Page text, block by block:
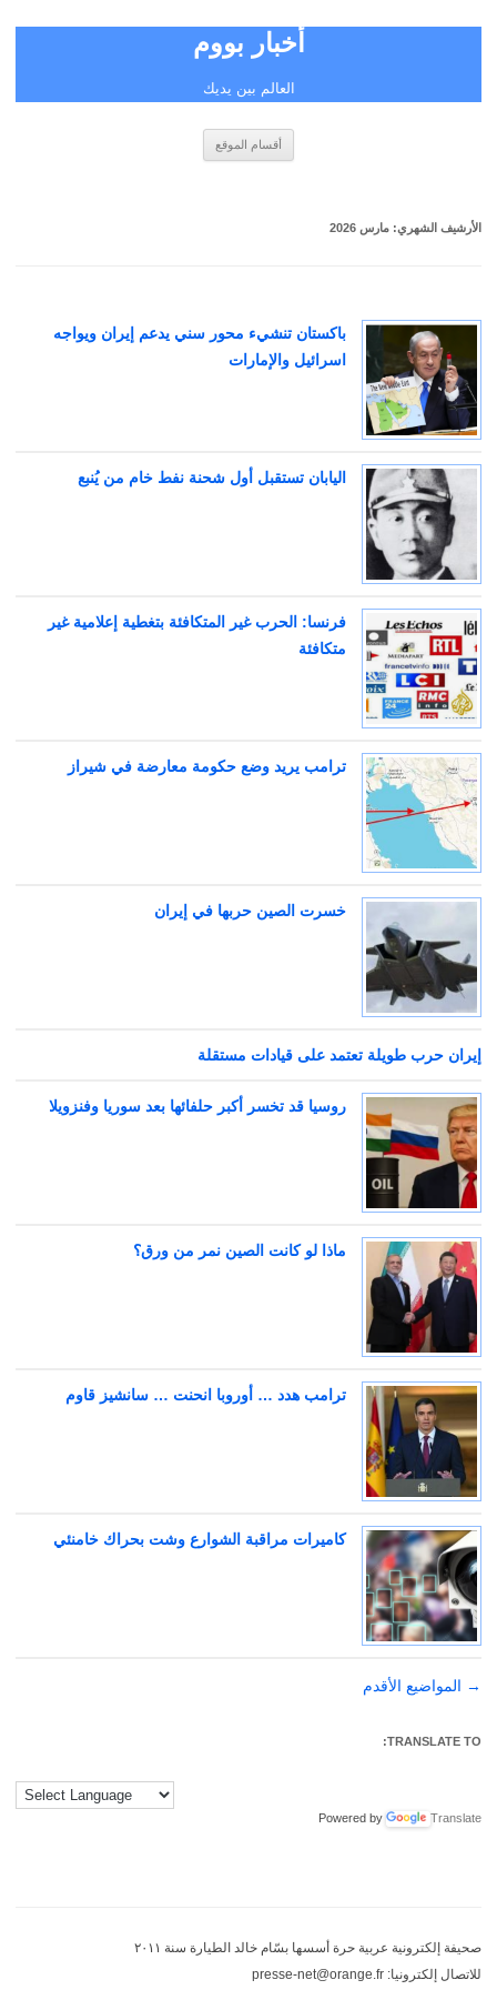
أخبار بووم
العالم بين يديك
أقسام الموقع
الأرشيف الشهري: مارس 2026
باكستان تنشيء محور سني يدعم إيران ويواجه
اسرائيل والإمارات
اليابان تستقبل أول شحنة نفط خام من يُنبع
فرنسا: الحرب غير المتكافئة بتغطية إعلامية غير
متكافئة
ترامب يريد وضع حكومة معارضة في شيراز
خسرت الصين حربها في إيران
إيران حرب طويلة تعتمد على قيادات مستقلة
روسيا قد تخسر أكبر حلفائها بعد سوريا وفنزويلا
ماذا لو كانت الصين نمر من ورق؟
ترامب هدد … أوروبا انحنت … سانشيز قاوم
كاميرات مراقبة الشوارع وشت بحراك خامنئي
تصفّح
→ المواضيع الأقدم
TRANSLATE TO:
Powered by Translate
صحيفة إلكترونية عربية حرة أسسها بسّام خالد الطيارة سنة ٢٠١١
للاتصال إلكترونيا: presse-net@orange.fr